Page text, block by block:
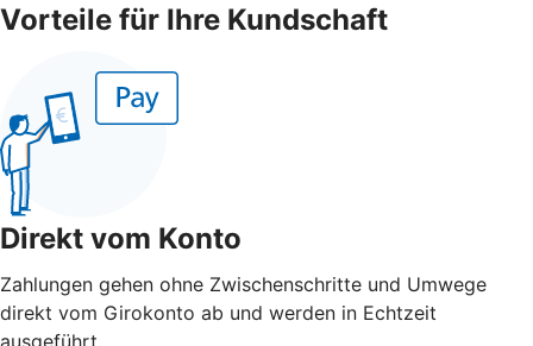
Vorteile für Ihre Kundschaft
Direkt vom Konto
Zahlungen gehen ohne Zwischenschritte und Umwege
direkt vom Girokonto ab und werden in Echtzeit
ausgeführt.